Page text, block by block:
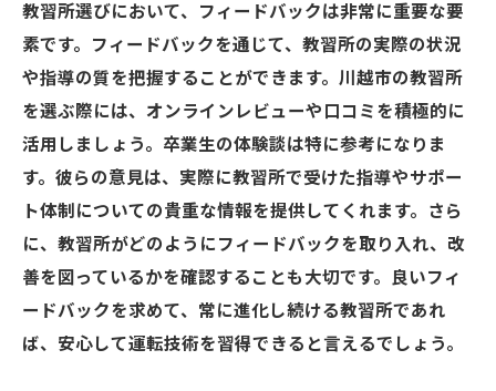
教習所選びにおいて、フィードバックは非常に重要な要
素です。フィードバックを通じて、教習所の実際の状況
や指導の質を把握することができます。川越市の教習所
を選ぶ際には、オンラインレビューや口コミを積極的に
活用しましょう。卒業生の体験談は特に参考になりま
す。彼らの意見は、実際に教習所で受けた指導やサポー
ト体制についての貴重な情報を提供してくれます。さら
に、教習所がどのようにフィードバックを取り入れ、改
善を図っているかを確認することも大切です。良いフィ
ードバックを求めて、常に進化し続ける教習所であれ
ば、安心して運転技術を習得できると言えるでしょう。